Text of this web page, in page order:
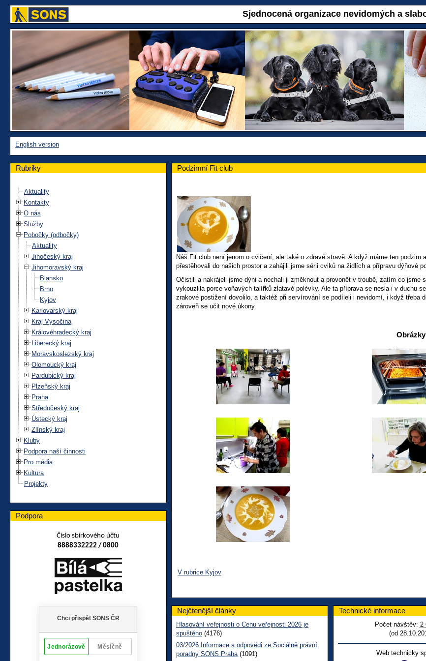
Sjednocená organizace nevidomých a
English version
Rubriky
Aktuality
Kontakty
O nás
Služby
Pobočky (odbočky)
Aktuality
Jihočeský kraj
Jihomoravský kraj
Blansko
Brno
Kyjov
Karlovarský kraj
Kraj Vysočina
Královéhradecký kraj
Liberecký kraj
Moravskoslezský kraj
Olomoucký kraj
Pardubický kraj
Plzeňský kraj
Praha
Středočeský kraj
Ústecký kraj
Zlínský kraj
Kluby
Podpora naší činnosti
Pro média
Kultura
Projekty
Podzimní Fit club
Náš Fit club není jenom o cvičení, ale také o zdravé stravě. A když máme ten
přestěhovali do našich prostor a zahájili jsme sérii cviků na židlích a přípravu dýňové
Očistili a nakrájeli jsme dýni a nechali ji změknout a provonět v troubě, zatím co
vykouzlila porce voňavých talířků zlatavé polévky. Ale ta příprava se nesla i v duchu
zrakové postižení dovolilo, a taktéž při servírování se podíleli i nevidomí, i když
zároveň se učit nové úkony.
Obrázky
V rubrice Kyjov
Podpora
Číslo sbírkového účtu
8888332222 / 0800
Nejčtenější články
Hlasování veřejnosti o Cenu veřejnosti 2026 je
spuštěno (4176)
03/2026 Informace a odpovědi ze Sociálně právní
poradny SONS Praha (1091)
Technické informace
Počet návštěv: 2
(od
Web technicky